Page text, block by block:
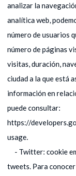
analizar la
analítica web,
número de usuarios
número de páginas
visitas, duración,
ciudad a la que está
información en
puede consultar:
https://
usage.
- Twitter: cookie
tweets. Para